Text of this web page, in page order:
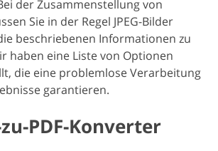
der Zusammenstellung von
Sie in der Regel JPEG-Bilder
beschriebenen Informationen zu
haben eine Liste von Optionen
die eine problemlose Verarbeitung
garantieren.
zu-PDF-Konverter